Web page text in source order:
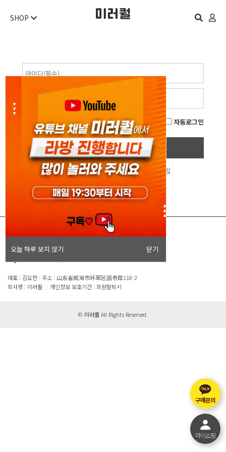
오늘 하루 보지 않기 닫기
SHOP
자동로그인
회원정보찾기 회원가입
이메일무단수집거부
대표 : 김요한 | 주소 : 山东省威海市环翠区国泰路118-2
회사명 : 미러퀄 | | 개인정보 보호기간 : 회원탈퇴시
© 미러퀄 All Rights Reserved.
구매문의
마이쇼핑